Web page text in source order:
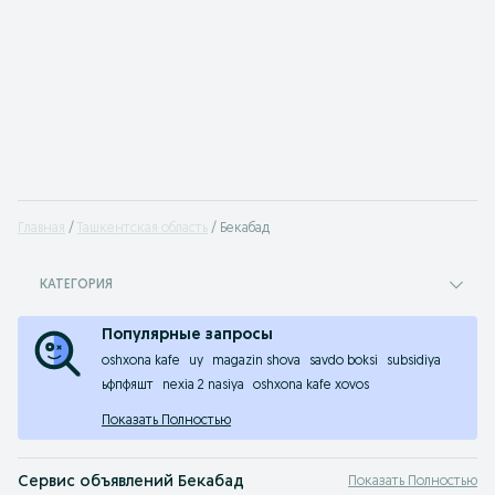
Главная Ташкентская область Бекабад
КАТЕГОРИЯ
Популярные запросы
oshxona kafe uy magazin shova savdo boksi
subsidiya
ьфпфяшт
nexia 2 nasiya oshxona kafe xovos
Показать Полностью
Сервис объявлений Бекабад Показать Полностью